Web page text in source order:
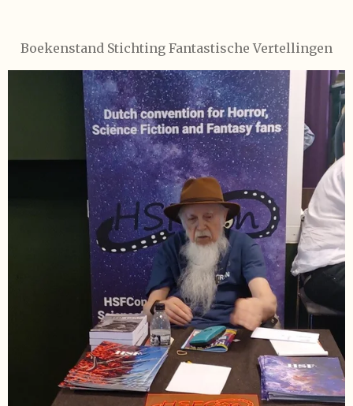
Boekenstand Stichting Fantastische Vertellingen